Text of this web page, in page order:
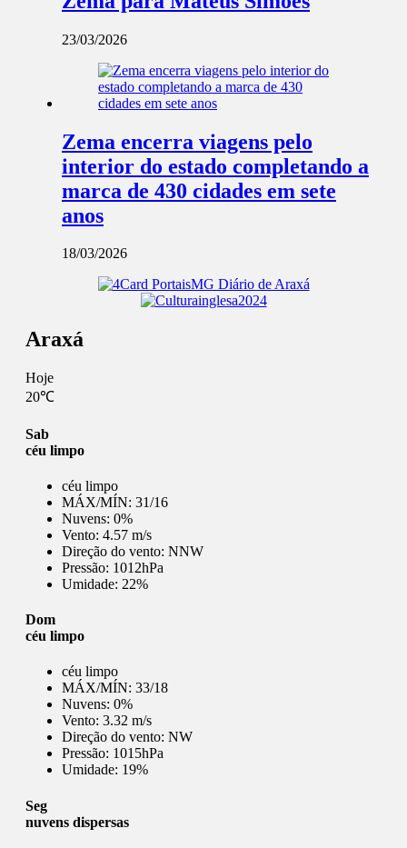
23/03/2026
Zema encerra viagens pelo
interior do estado completando a
marca de 430 cidades em sete
anos
18/03/2026
Araxá
Hoje
20℃
Sab
céu limpo
céu limpo
MÁX/MÍN: 31/16
Nuvens: 0%
Vento: 4.57 m/s
Direção do vento: NNW
Pressão: 1012hPa
Umidade: 22%
Dom
céu limpo
céu limpo
MÁX/MÍN: 33/18
Nuvens: 0%
Vento: 3.32 m/s
Direção do vento: NW
Pressão: 1015hPa
Umidade: 19%
Seg
nuvens dispersas